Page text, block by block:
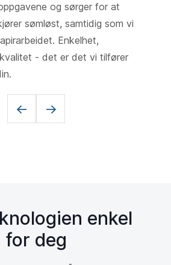
og sørger for at
sømløst, samtidig som vi
Enkelhet,
- det er det vi tilfører
<- ->
enkel
for deg